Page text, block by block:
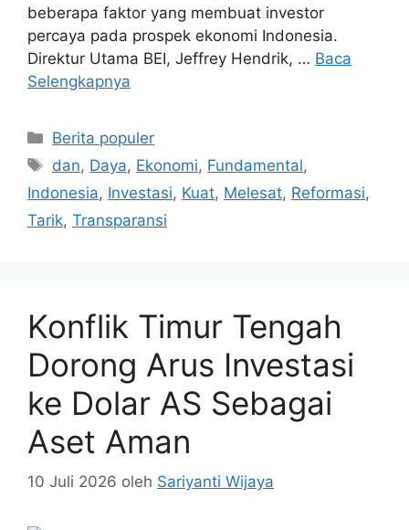
beberapa faktor yang membuat investor
percaya pada prospek ekonomi Indonesia.
Direktur Utama BEI, Jeffrey Hendrik, … Baca
Selengkapnya
Kategori
Berita populer
Tag
dan, Daya, Ekonomi, Fundamental,
Indonesia, Investasi, Kuat, Melesat, Reformasi,
Tarik, Transparansi
Konflik Timur Tengah
Dorong Arus Investasi
ke Dolar AS Sebagai
Aset Aman
10 Juli 2026 oleh Sariyanti Wijaya